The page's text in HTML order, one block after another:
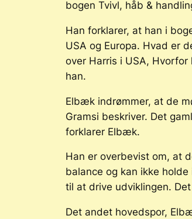
bogen Tvivl, håb &
Han forklarer, at han i
USA og Europa. Hvad er
over Harris i USA,
han.
Elbæk indrømmer, at de
Gramsi beskriver. Det
forklarer Elbæk.
Han er overbevist om, at
balance og kan ikke
til at drive udviklingen.
Det andet hovedspor,